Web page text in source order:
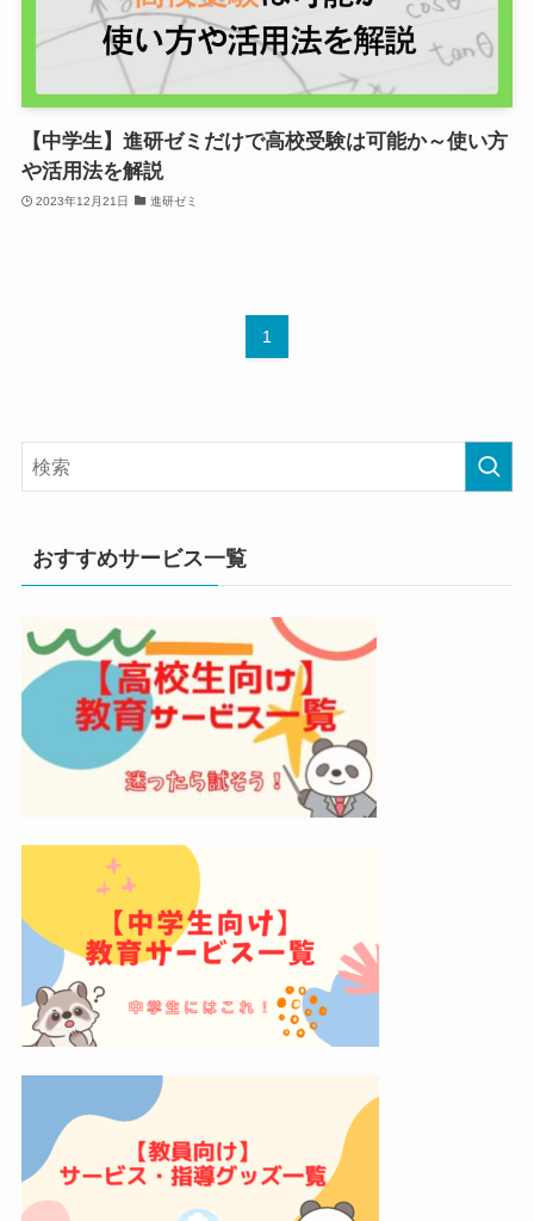
【中学生】進研ゼミだけで高校受験は可能か～使い方
や活用法を解説
2023年12月21日 進研ゼミ
1
おすすめサービス一覧